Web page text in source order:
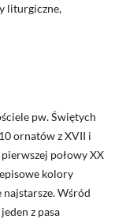
liturgiczne,
pw. Świętych
ornatów z XVII i
połowy XX
kolory
najstarsze. Wśród
z pasa